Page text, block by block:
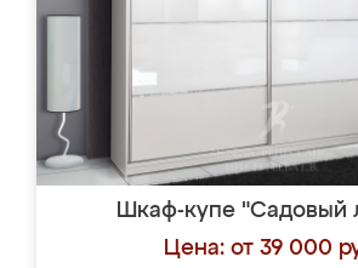
Шкаф-купе "Садовый
Цена: от 39 000